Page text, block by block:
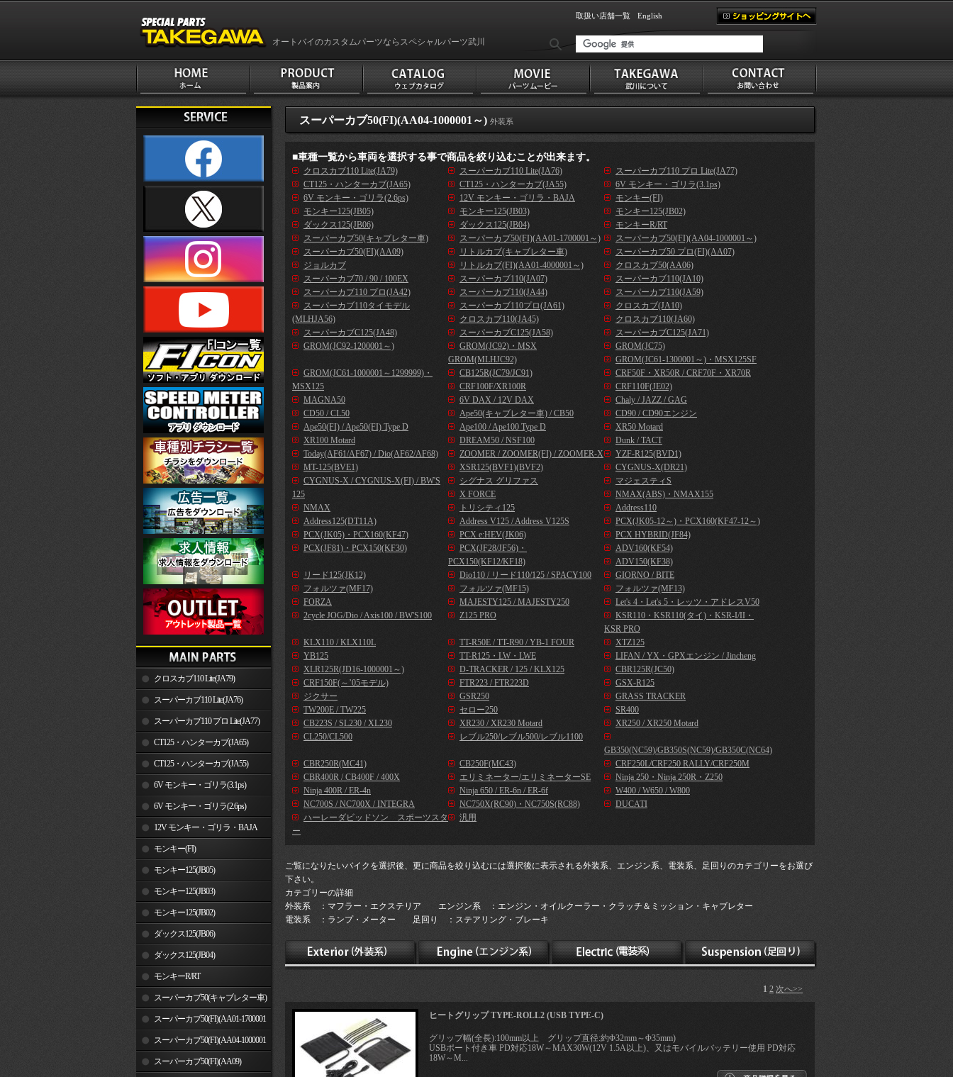
オートバイのカスタムパーツならスペシャルパーツ武川
取扱い店舗一覧 English
クロスカブ110 Lite(JA79)
スーパーカブ110 Lite(JA76)
スーパーカブ110 プロ Lite(JA77)
CT125・ハンターカブ(JA65)
CT125・ハンターカブ(JA55)
6V モンキー・ゴリラ(3.1ps)
6V モンキー・ゴリラ(2.6ps)
12V モンキー・ゴリラ・BAJA
モンキー(FI)
モンキー125(JB05)
モンキー125(JB03)
モンキー125(JB02)
ダックス125(JB06)
ダックス125(JB04)
モンキーR/RT
スーパーカブ50(キャブレター車)
スーパーカブ50(FI)(AA01-1700001
～) スーパーカブ50(FI)(AA04-1000001
～) スーパーカブ50(FI)(AA09)
スーパーカブ50(FI)(AA04-1000001～) 外装系
■車種一覧から車両を選択する事で商品を絞り込むことが出来ます。
クロスカブ110 Lite(JA79) スーパーカブ110 Lite(JA76)
スーパーカブ110 プロ Lite(JA77)
CT125・ハンターカブ(JA65)
CT125・ハンターカブ(JA55)
6V モンキー・ゴリラ(3.1ps)
6V モンキー・ゴリラ(2.6ps)
12V モンキー・ゴリラ・BAJA
モンキー(FI)
モンキー125(JB05)
モンキー125(JB03)
モンキー125(JB02)
ダックス125(JB06)
ダックス125(JB04)
モンキーR/RT
スーパーカブ50(キャブレター車)
スーパーカブ50(FI)(AA01-1700001～)
スーパーカブ50(FI)(AA04-1000001～)
スーパーカブ50(FI)(AA09)
リトルカブ(キャブレター車)
スーパーカブ50 プロ(FI)(AA07)
ジョルカブ
リトルカブ(FI)(AA01-4000001～)
クロスカブ50(AA06)
スーパーカブ70 / 90 / 100EX
スーパーカブ110(JA07)
スーパーカブ110(JA10)
スーパーカブ110 プロ(JA42)
スーパーカブ110(JA44)
スーパーカブ110(JA59)
スーパーカブ110タイモデル
(MLHJA56)
スーパーカブ110プロ(JA61)
クロスカブ(JA10)
クロスカブ110(JA45)
クロスカブ110(JA60)
スーパーカブC125(JA48)
スーパーカブC125(JA58)
スーパーカブC125(JA71)
GROM(JC92-1200001～)
GROM(JC92)・MSX
GROM(MLHJC92)
GROM(JC75)
GROM(JC61-1300001～)・MSX125SF
GROM(JC61-1000001～1299999)・
MSX125
CB125R(JC79/JC91)
CRF50F・XR50R / CRF70F・XR70R
CRF100F/XR100R
CRF110F(JE02)
MAGNA50
6V DAX / 12V DAX
Chaly / JAZZ / GAG
CD50 / CL50
Ape50(キャブレター車) / CB50
CD90 / CD90エンジン
Ape50(FI) / Ape50(FI) Type D
Ape100 / Ape100 Type D
XR50 Motard
XR100 Motard
DREAM50 / NSF100
Dunk / TACT
Today(AF61/AF67) / Dio(AF62/AF68)
ZOOMER / ZOOMER(FI) / ZOOMER-X
YZF-R125(BVD1)
MT-125(BVE1)
XSR125(BVF1)(BVF2)
CYGNUS-X(DR21)
CYGNUS-X / CYGNUS-X(FI) / BW'S
125
シグナス グリファス
マジェスティS
X FORCE
NMAX(ABS)・NMAX155
NMAX
トリシティ125
Address110
Address125(DT11A)
Address V125 / Address V125S
PCX(JK05-12～)・PCX160(KF47-12～)
PCX(JK05)・PCX160(KF47)
PCX e:HEV(JK06)
PCX HYBRID(JF84)
PCX(JF81)・PCX150(KF30)
PCX(JF28/JF56)・
PCX150(KF12/KF18)
ADV160(KF54)
ADV150(KF38)
リード125(JK12)
Dio110 / リード110/125 / SPACY100
GIORNO / BITE
フォルツァ(MF17)
フォルツァ(MF15)
フォルツァ(MF13)
FORZA
MAJESTY125 / MAJESTY250
Let's 4・Let's 5・レッツ・アドレスV50
2cycle JOG/Dio / Axis100 / BW'S100
Z125 PRO
KSR110・KSR110(タイ)・KSR-I/II・
KSR PRO
KLX110 / KLX110L
TT-R50E / TT-R90 / YB-1 FOUR
XTZ125
YB125
TT-R125・LW・LWE
LIFAN / YX・GPXエンジン / Jincheng
XLR125R(JD16-1000001～)
D-TRACKER / 125 / KLX125
CBR125R(JC50)
CRF150F(～’05モデル)
FTR223 / FTR223D
GSX-R125
ジクサー
GSR250
GRASS TRACKER
TW200E / TW225
セロー250
SR400
CB223S / SL230 / XL230
XR230 / XR230 Motard
XR250 / XR250 Motard
CL250/CL500
レブル250/レブル500/レブル1100
GB350(NC59)/GB350S(NC59)/GB350C(NC64)
CBR250R(MC41)
CB250F(MC43)
CRF250L/CRF250 RALLY/CRF250M
CBR400R / CB400F / 400X
エリミネーター/エリミネーターSE
Ninja 250・Ninja 250R・Z250
Ninja 400R / ER-4n
Ninja 650 / ER-6n / ER-6f
W400 / W650 / W800
NC700S / NC700X / INTEGRA
NC750X(RC90)・NC750S(RC88)
DUCATI
ハーレーダビッドソン スポーツスタ
ー
汎用
ご覧になりたいバイクを選択後、更に商品を絞り込むには選択後に表示される外装系、エンジン系、電装系、足回りのカテゴリーをお選び
下さい。
カテゴリーの詳細
外装系 ：マフラー・エクステリア エンジン系 ：エンジン・オイルクーラー・クラッチ＆ミッション・キャブレター
電装系 ：ランプ・メーター 足回り ：ステアリング・ブレーキ
1 2 次へ>>
ヒートグリップ TYPE-ROLL2 (USB TYPE-C)
グリップ幅(全長):100mm以上 グリップ直径:約Φ32mm～Φ35mm)
USBポート付き車 PD対応18W～MAX30W(12V 1.5A以上)、又はモバイルバッテリー使用 PD対応
18W～M...